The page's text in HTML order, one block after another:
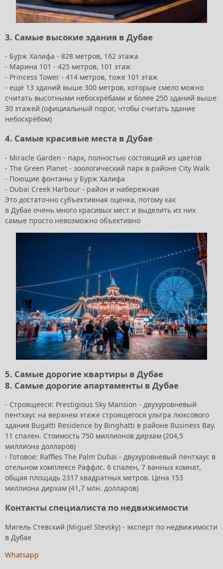
3. Самые высокие здания в Дубае
- Бурж Халифа - 828 метров, 162 этажа
- Марина 101 - 425 метров, 101 этаж
- Princess Tower - 414 метров, тоже 101 этаж
- ещё 13 зданий выше 300 метров, которые смело можно
считать высотными небоскрёбами и более 250 зданий выше
30 этажей (официальный порог, чтобы считать здание
небоскрёбом)
4. Самые красивые места в Дубае
- Miracle Garden - парк, полностью состоящий из цветов
- The Green Planet - зоологический парк в районе City Walk
- Поющие фонтаны у Бурж Халифа
- Dubai Creek Harbour - район и набережная
Это достаточно субъективная оценка, потому как
в Дубае очень много красивых мест и выделить из них
самые просто невозможно объективно
5. Самые дорогие квартиры в Дубае
8. Самые дорогие апартаменты в Дубае
- Строящееся: Prestigious Sky Mansion - двухуровневый
пентхаус на верхнем этаже строящегося ультра люксового
здания Bugatti Residence by Binghatti в районе Business Bay.
11 спален. Стоимость 750 миллионов дирхам (204,5
миллиона долларов)
- Готовое: Raffles The Palm Dubai - двухуровневый пентхаус в
отельном комплексе Раффлс. 6 спален, 7 ванных комнат,
общая площадь 2317 квадратных метров. Цена 153
миллиона дирхам (41,7 млн. долларов)
Контакты специалиста по недвижимости
Мигель Стевский (Miguel Stevsky) - эксперт по недвижимости
в Дубае
Whatsapp